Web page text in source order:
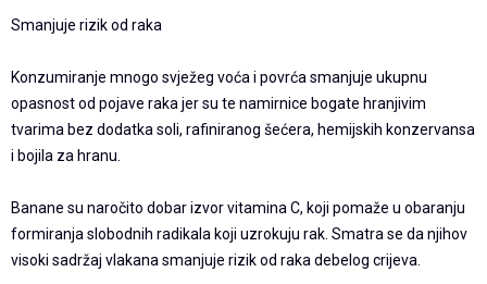
Smanjuje rizik od raka
Konzumiranje mnogo svježeg voća i povrća smanjuje ukupnu
opasnost od pojave raka jer su te namirnice bogate hranjivim
tvarima bez dodatka soli, rafiniranog šećera, hemijskih konzervansa
i bojila za hranu.
Banane su naročito dobar izvor vitamina C, koji pomaže u obaranju
formiranja slobodnih radikala koji uzrokuju rak. Smatra se da njihov
visoki sadržaj vlakana smanjuje rizik od raka debelog crijeva.